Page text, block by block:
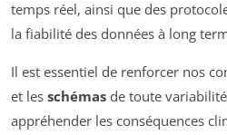
temps réel, ainsi que des
la fiabilité des données à long
Il est essentiel de renforcer nos
et les schémas de toute
appréhender les conséquences